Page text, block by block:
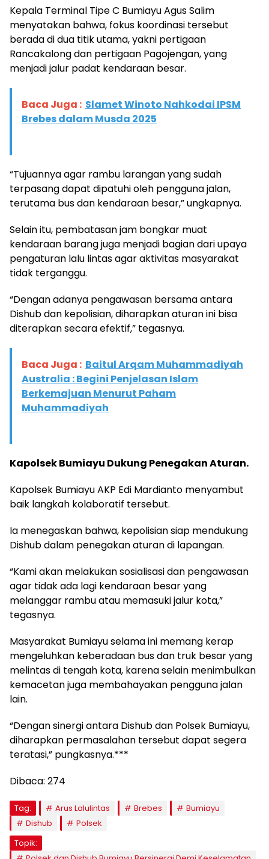
Kepala Terminal Tipe C Bumiayu Agus Salim
menyatakan bahwa, fokus koordinasi tersebut
berada di dua titik utama, yakni pertigaan
Rancakalong dan pertigaan Pagojengan, yang
menjadi jalur padat kendaraan besar.
Baca Juga : Slamet Winoto Nahkodai IPSM
Brebes dalam Musda 2025
“Tujuannya agar rambu larangan yang sudah
terpasang dapat dipatuhi oleh pengguna jalan,
terutama bus dan kendaraan besar,” ungkapnya.
Selain itu, pembatasan jam bongkar muat
kendaraan barang juga menjadi bagian dari upaya
pengaturan lalu lintas agar aktivitas masyarakat
tidak terganggu.
“Dengan adanya pengawasan bersama antara
Dishub dan kepolisian, diharapkan aturan ini bisa
diterapkan secara efektif,” tegasnya.
Baca Juga : Baitul Arqam Muhammadiyah
Australia : Begini Penjelasan Islam
Berkemajuan Menurut Paham
Muhammadiyah
Kapolsek Bumiayu Dukung Penegakan Aturan.
Kapolsek Bumiayu AKP Edi Mardianto menyambut
baik langkah kolaboratif tersebut.
Ia menegaskan bahwa, kepolisian siap mendukung
Dishub dalam penegakan aturan di lapangan.
“Kami akan melakukan sosialisasi dan pengawasan
agar tidak ada lagi kendaraan besar yang
melanggar rambu atau memasuki jalur kota,”
tegasnya.
Masyarakat Bumiayu selama ini memang kerap
mengeluhkan keberadaan bus dan truk besar yang
melintas di tengah kota, karena selain menimbulkan
kemacetan juga membahayakan pengguna jalan
lain.
“Dengan sinergi antara Dishub dan Polsek Bumiayu,
diharapkan permasalahan tersebut dapat segera
teratasi,” pungkasnya.***
Dibaca: 274
Tag: Arus Lalulintas Brebes
Bumiayu
Dishub
Polsek
Topik: